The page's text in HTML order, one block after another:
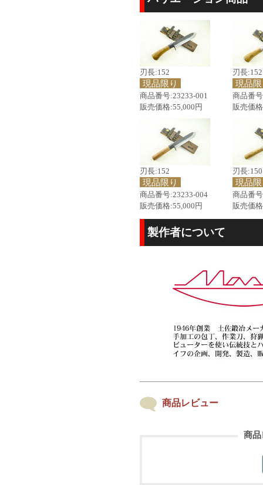
刃長:152
現品限り
商品番号:23233-001
販売価格:55,000円
刃長:152
現品
商品番
販売価
刃長:152
現品限り
商品番号:23233-004
販売価格:55,000円
刃長:150
現品
商品番
販売価
製作者について
商品レビュー
商品